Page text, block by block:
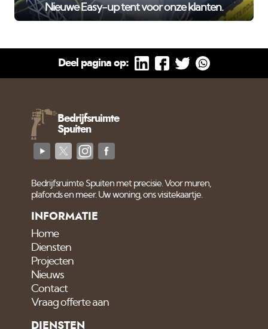
Nieuwe Easy-up tent voor onze klanten.
Deel pagina op:
Bedrijfsruimte
Spuiten
Bedrijfsruimte Spuiten met precisie. Voor muren,
plafonds en meer. Uw woning, ons visitekaartje.
INFORMATIE
Home
Diensten
Projecten
Nieuws
Contact
Vraag offerte aan
DIENSTEN